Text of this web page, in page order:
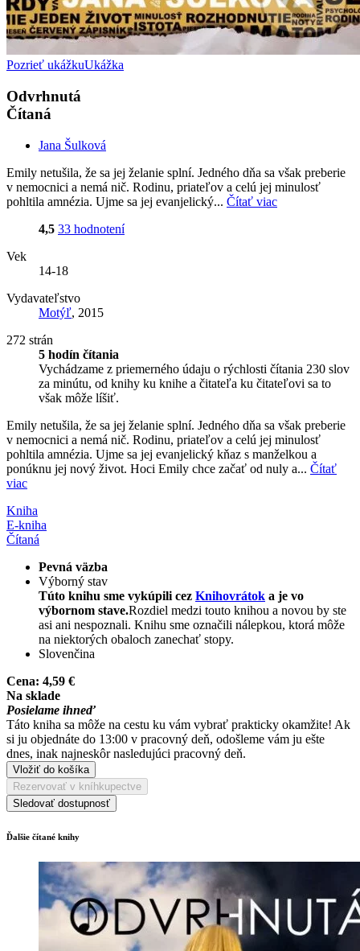
Pozrieť ukážkuUkážka
Odvrhnutá
Čítaná
Jana Šulková
Emily netušila, že sa jej želanie splní. Jedného dňa sa však preberie
v nemocnici a nemá nič. Rodinu, priateľov a celú jej minulosť
pohltila amnézia. Ujme sa jej evanjelický... Čítať viac
4,5 33 hodnotení
Vek
14-18
Vydavateľstvo
Motýľ, 2015
272 strán
5 hodín čítania
Vychádzame z priemerného údaju o rýchlosti čítania 230 slov
za minútu, od knihy ku knihe a čitateľa ku čitateľovi sa to
však môže líšiť.
Emily netušila, že sa jej želanie splní. Jedného dňa sa však preberie
v nemocnici a nemá nič. Rodinu, priateľov a celú jej minulosť
pohltila amnézia. Ujme sa jej evanjelický kňaz s manželkou a
ponúknu jej nový život. Hoci Emily chce začať od nuly a... Čítať
viac
Kniha
E-kniha
Čítaná
Pevná väzba
Výborný stav
Túto knihu sme vykúpili cez Knihovrátok a je vo
výbornom stave.Rozdiel medzi touto knihou a novou by ste
asi ani nespoznali. Knihu sme označili nálepkou, ktorá môže
na niektorých obaloch zanechať stopy.
Slovenčina
Cena: 4,59 €
Na sklade
Posielame ihneď
Táto kniha sa môže na cestu ku vám vybrať prakticky okamžite! Ak
si ju objednáte do 13:00 v pracovný deň, odošleme vám ju ešte
dnes, inak najneskôr nasledujúci pracovný deň.
Vložiť do košíka
Rezervovať v kníhkupectve
Sledovať dostupnosť
Ďalšie čítané knihy